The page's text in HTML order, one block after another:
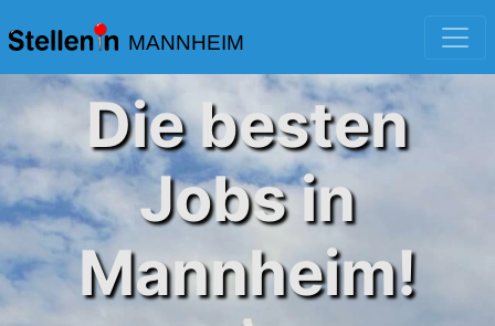
MANNHEIM
Die besten
Jobs in
Mannheim!